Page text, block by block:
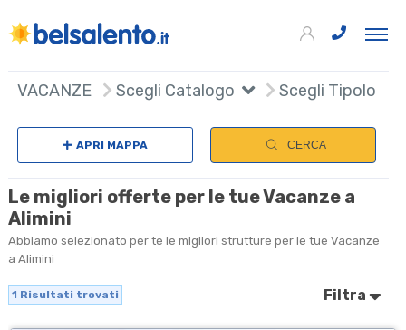
VACANZE Scegli Catalogo Scegli Tipologia
APRI MAPPA CERCA
Le migliori offerte per le tue Vacanze a
Alimini
Abbiamo selezionato per te le migliori strutture per le tue Vacanze
a Alimini
1 Risultati trovati Filtra
+